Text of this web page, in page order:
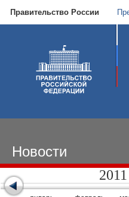
Правительство России
Новости
2011